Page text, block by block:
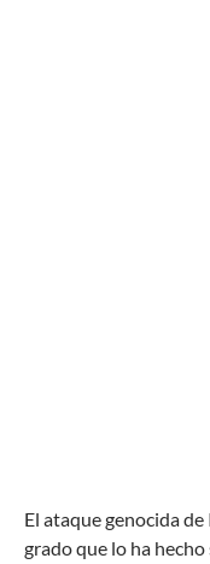
El ataque genocida
grado que lo ha